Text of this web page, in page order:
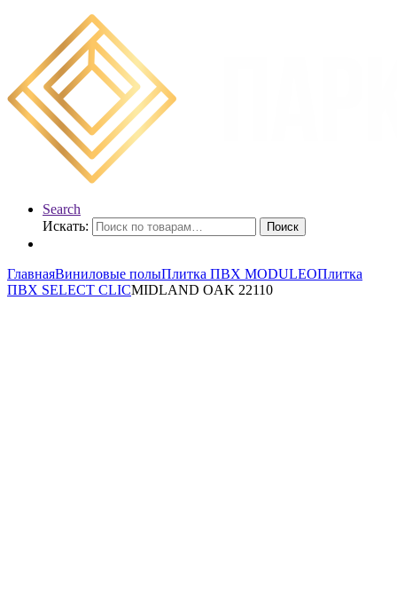
Search
Искать:
Поиск
ГлавнаяВиниловые полыПлитка ПВХ MODULEOПлитка
ПВХ SELECT CLICMIDLAND OAK 22110